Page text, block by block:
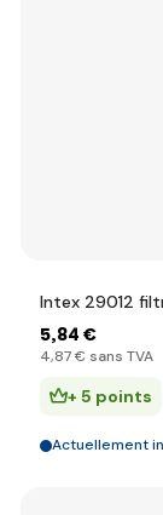
Intex 29012
5,84 €
4,87 € sans TVA
+ 5 points
Actuellement